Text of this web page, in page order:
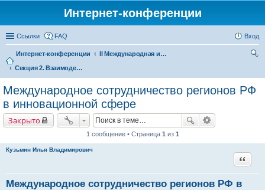
Интернет-конференции
Ссылки FAQ Вход
Интернет-конференции
II Международная интернет-конференция «Межрегиональное сотрудничество в формирующемся Евразийском экономическом пространстве»
Секция 2. Взаимодействие в сфере науки и инноваций – фактор повышения конкурентоспособности регионов в рамках Евразийского экономического союза
Международное сотрудничество регионов РФ
в инновационной сфере
Закрыто
1 сообщение • Страница 1 из 1
Кузьмин Илья Владимирович
Международное сотрудничество регионов РФ в
Цитата